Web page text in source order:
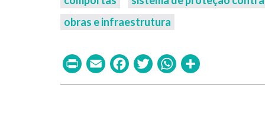
obras e infraestrutura
PrintEmailFacebook
TwitterWhatsApp